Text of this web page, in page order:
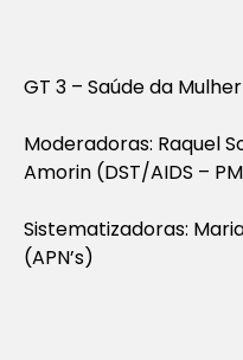
GT 3 – Saúde da
Moderadoras: Raquel
Amorin (DST/AIDS –
Sistematizadoras:
(APN’s)